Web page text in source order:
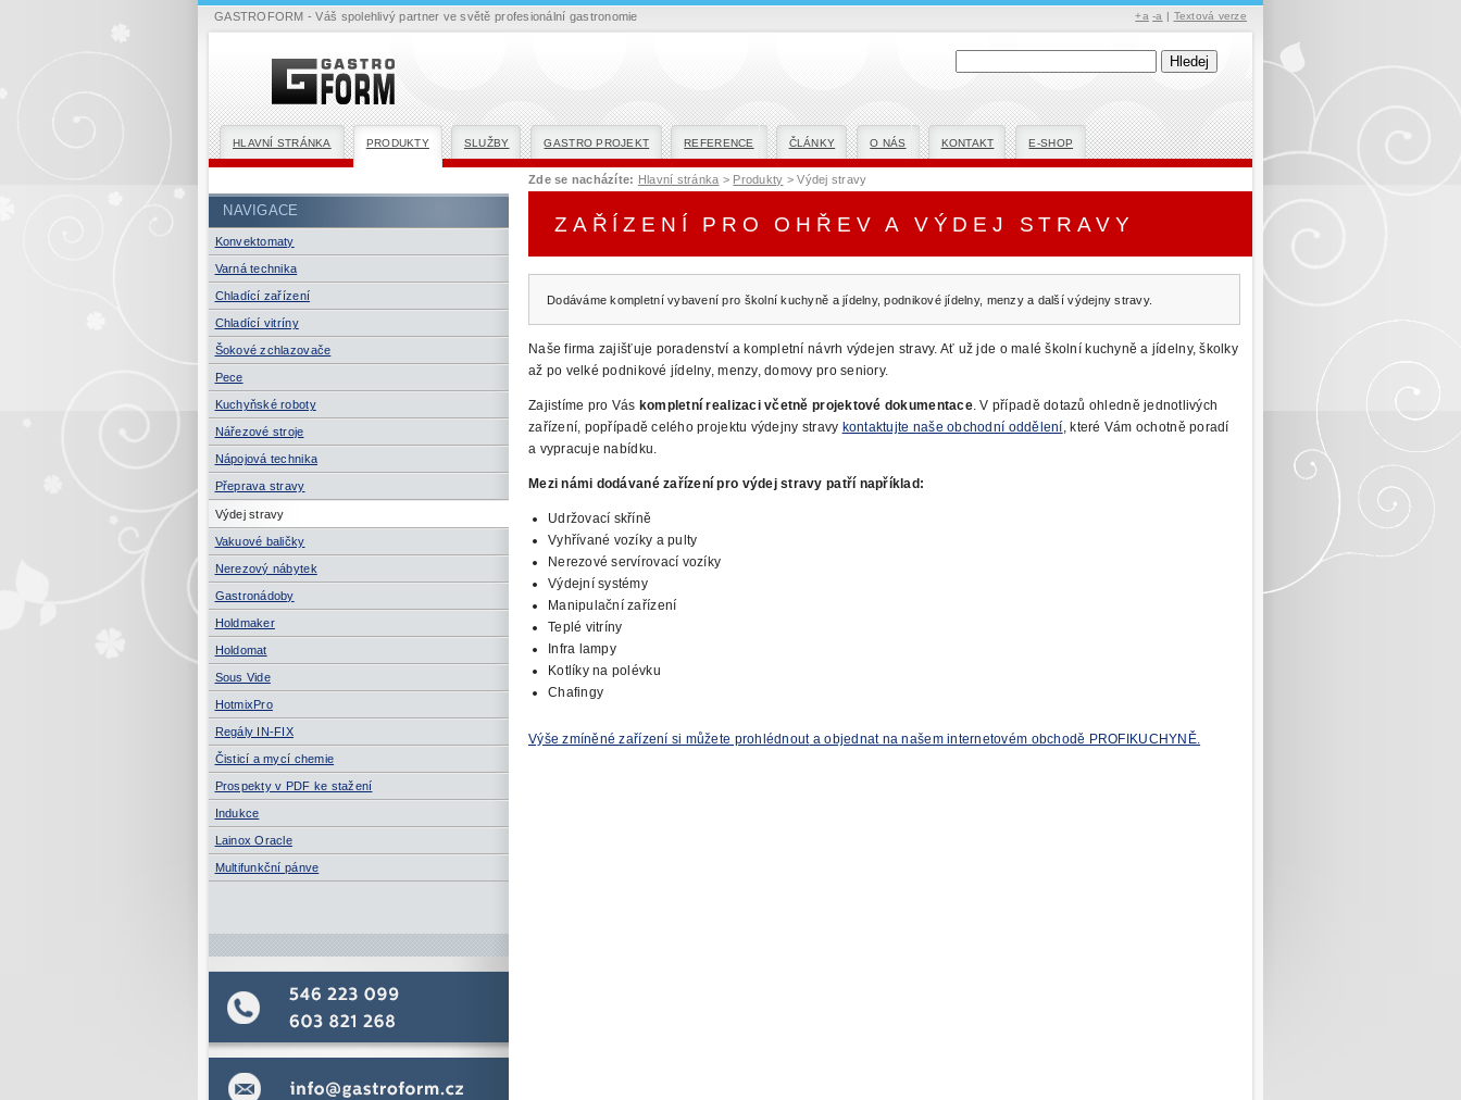
HLAVNÍ STRÁNKA PRODUKTY SLUŽBY GASTRO PROJEKT REFERENCE ČLÁNKY O NÁS KONTAKT E-SHOP
NAVIGACE
Konvektomaty
Varná technika
Chladící zařízení
Chladící vitríny
Šokové zchlazovače
Pece
Kuchyňské roboty
Nářezové stroje
Nápojová technika
Přeprava stravy
Výdej stravy
Vakuové baličky
Nerezový nábytek
Gastronádoby
Holdmaker
Holdomat
Sous Vide
HotmixPro
Regály IN-FIX
Čisticí a mycí chemie
Prospekty v PDF ke stažení
Indukce
Lainox Oracle
Multifunkční pánve
Zde se nacházíte: Hlavní stránka > Produkty > Výdej stravy
ZAŘÍZENÍ PRO OHŘEV A VÝDEJ STRAVY
Dodáváme kompletní vybavení pro školní kuchyně a jídelny, podnikové jídelny, menzy a další výdejny stravy.
Naše firma zajišťuje poradenství a kompletní návrh výdejen stravy. Ať už jde o malé školní kuchyně a jídelny, školky
až po velké podnikové jídelny, menzy, domovy pro seniory.
Zajistíme pro Vás kompletní realizaci včetně projektové dokumentace. V případě dotazů ohledně jednotlivých
zařízení, popřípadě celého projektu výdejny stravy kontaktujte naše obchodní oddělení,které Vám ochotně poradí
a vypracuje nabídku.
Mezi námi dodávané zařízení pro výdej stravy patří například:
Udržovací skříně
Vyhřívané vozíky a pulty
Nerezové servírovací vozíky
Výdejní systémy
Manipulační zařízení
Teplé vitríny
Infra lampy
Kotlíky na polévku
Chafingy
Výše zmíněné zařízení si můžete prohlédnouta objednat na našem internetovém obchodě PROFIKUCHYNĚ.
GASTROFORM - Váš spolehlivý partner ve světě profesionální gastronomie +a -a | Textová verze